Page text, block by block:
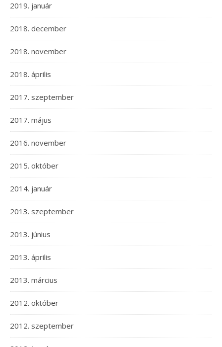
2019. január
2018. december
2018. november
2018. április
2017. szeptember
2017. május
2016. november
2015. október
2014. január
2013. szeptember
2013. június
2013. április
2013. március
2012. október
2012. szeptember